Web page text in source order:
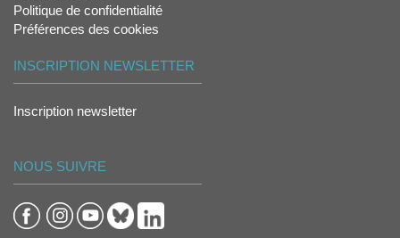
Politique de confidentialité
Préférences des cookies
INSCRIPTION NEWSLETTER
Inscription newsletter
NOUS SUIVRE